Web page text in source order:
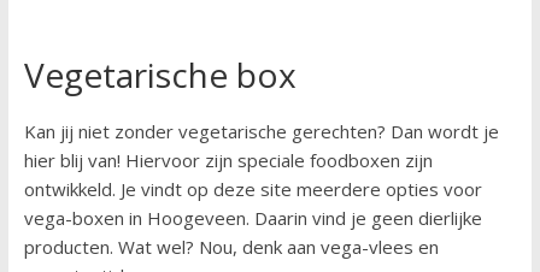
Vegetarische box
Kan jij niet zonder vegetarische gerechten? Dan wordt je
hier blij van! Hiervoor zijn speciale foodboxen zijn
ontwikkeld. Je vindt op deze site meerdere opties voor
vega-boxen in Hoogeveen. Daarin vind je geen dierlijke
producten. Wat wel? Nou, denk aan vega-vlees en